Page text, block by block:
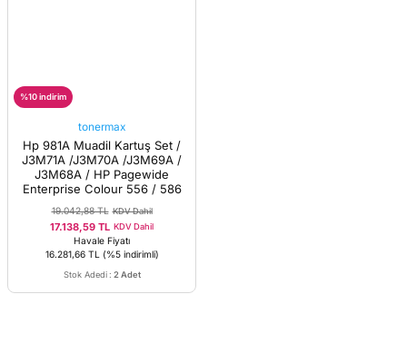
%10 indirim
tonermax
Hp 981A Muadil Kartuş Set /
J3M71A /J3M70A /J3M69A /
J3M68A / HP Pagewide
Enterprise Colour 556 / 586
19.042,88 TL KDV Dahil
17.138,59 TL KDV Dahil
Havale Fiyatı
16.281,66 TL
(%5 indirimli)
Stok Adedi : 2 Adet